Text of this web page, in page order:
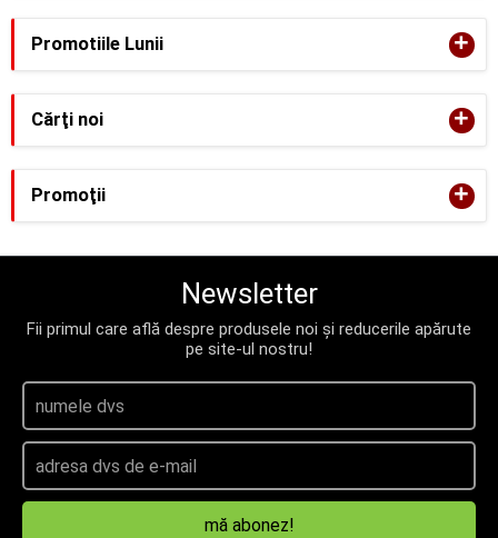
Promotiile Lunii +
Cărţi noi +
Promoţii +
Newsletter
Fii primul care află despre produsele noi și reducerile apărute
pe site-ul nostru!
mă abonez!